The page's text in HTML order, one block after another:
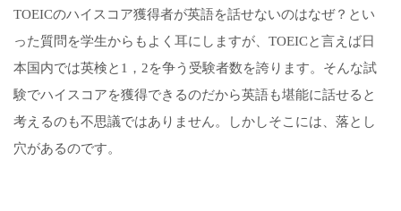
TOEICのハイスコア獲得者が英語を話せないのはなぜ？とい
った質問を学生からもよく耳にしますが、TOEICと言えば日
本国内では英検と1，2を争う受験者数を誇ります。そんな試
験でハイスコアを獲得できるのだから英語も堪能に話せると
考えるのも不思議ではありません。しかしそこには、落とし
穴があるのです。